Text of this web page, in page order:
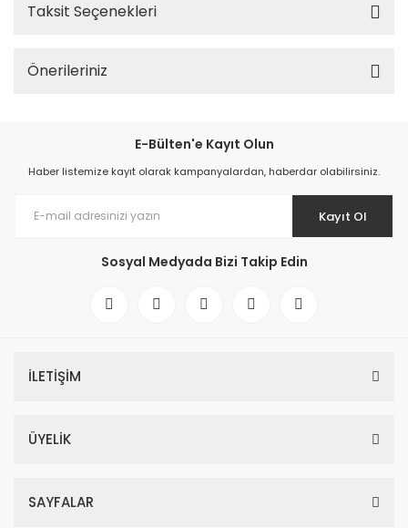
Taksit Seçenekleri
Önerileriniz
E-Bülten'e Kayıt Olun
Haber listemize kayıt olarak kampanyalardan, haberdar olabilirsiniz.
Kayıt Ol
Sosyal Medyada Bizi Takip Edin
İLETİŞİM
ÜYELİK
SAYFALAR